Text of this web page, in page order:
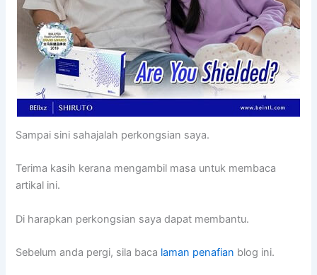
Sampai sini sahajalah perkongsian saya.
Terima kasih kerana mengambil masa untuk membaca
artikal ini.
Di harapkan perkongsian saya dapat membantu.
Sebelum anda pergi, sila baca laman penafian blog ini.